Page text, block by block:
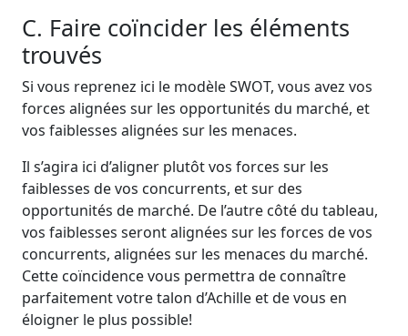
C. Faire coïncider les éléments
trouvés
Si vous reprenez ici le modèle SWOT, vous avez vos
forces alignées sur les opportunités du marché, et
vos faiblesses alignées sur les menaces.
Il s’agira ici d’aligner plutôt vos forces sur les
faiblesses de vos concurrents, et sur des
opportunités de marché. De l’autre côté du tableau,
vos faiblesses seront alignées sur les forces de vos
concurrents, alignées sur les menaces du marché.
Cette coïncidence vous permettra de connaître
parfaitement votre talon d’Achille et de vous en
éloigner le plus possible!